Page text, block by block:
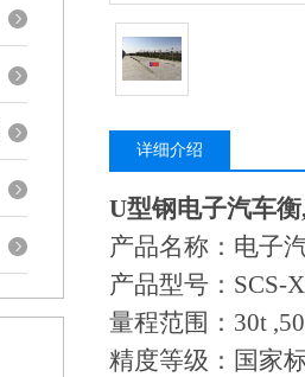
详细介绍
U型钢电子汽车
产品名称：电子
产品型号：SCS-
量程范围：30t
精度等级：国家